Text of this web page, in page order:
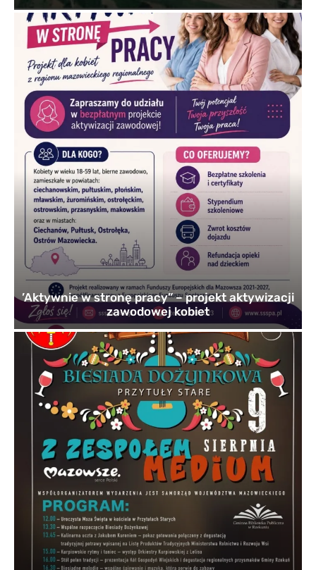
’Aktywnie w stronę pracy” – projekt aktywizacji
zawodowej kobiet